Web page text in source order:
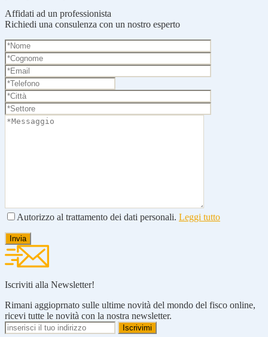
Affidati ad un professionista
Richiedi una consulenza con un nostro esperto
Autorizzo al trattamento dei dati personali. Leggi tutto
Iscriviti alla Newsletter!
Rimani aggioprnato sulle ultime novità del mondo del fisco online,
ricevi tutte le novità con la nostra newsletter.